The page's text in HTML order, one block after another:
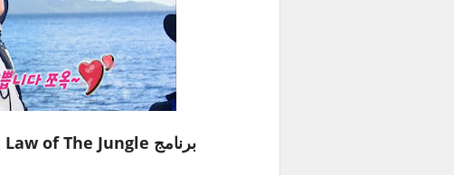
برنامج Law of The Jungle مع جين حلقة 4 مترجمة للعربية